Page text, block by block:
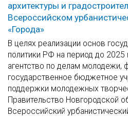
архитектуры и
Всероссийском
«Города»
В целях реализации основ
политики РФ на период до
агентство по делам молодежи,
государственное бюджетное
поддержки молодежных
Правительство Новгородской
Всероссийский